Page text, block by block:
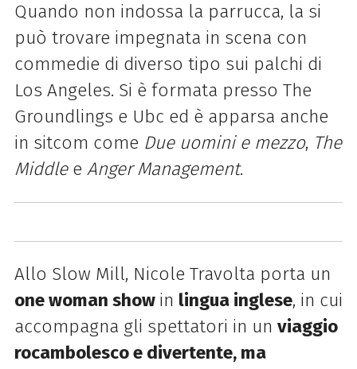
Quando non indossa la parrucca, la si
può trovare impegnata in scena con
commedie di diverso tipo sui palchi di
Los Angeles. Si è formata presso The
Groundlings e Ubc ed è apparsa anche
in sitcom come Due uomini e mezzo, The
Middlee Anger Management.
Allo Slow Mill, Nicole Travolta porta un
one woman show in lingua inglese, in cui
accompagna gli spettatori in un viaggio
rocambolesco e divertente, ma